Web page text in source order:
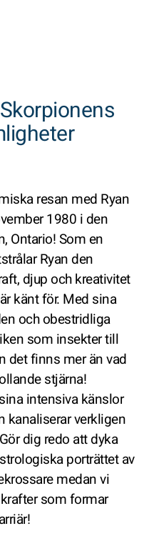
resan med Ryan
1980 i den
Ontario! Som en
Ryan den
djup och kreativitet
känt för. Med sina
och obestridliga
som insekter till
det finns mer än vad
stjärna!
intensiva känslor
kanaliserar verkligen
dig redo att dyka
porträttet av
medan vi
som formar